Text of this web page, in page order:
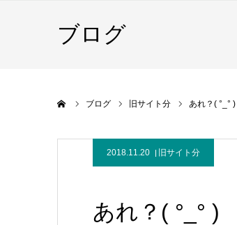
ブログ
ブログ 旧サイト分 あれ？( °_° )
2018.11.20 旧サイト分
あれ？( °_° )